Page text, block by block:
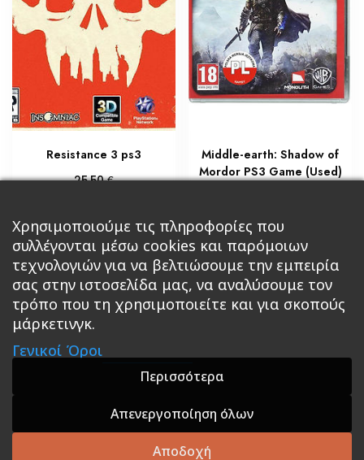
Resistance 3 ps3
25,50€
Διαβάστε περισσότερα
Middle-earth: Shadow of
Mordor PS3 Game (Used)
Προσθήκη στο καλάθι
Κεντρική Βιβλία
Roleplaying Games Ψυχαγωγία Εκδόσεις Βάρδος
Σε Προσφορά
A theme by GradientThemes - A theme by Gradient
Themes
Χρησιμοποιούμε τις πληροφορίες που
συλλέγονται μέσω cookies και παρόμοιων
τεχνολογιών για να βελτιώσουμε την εμπειρία
σας στην ιστοσελίδα μας, να αναλύσουμε τον
τρόπο που τη χρησιμοποιείτε και για σκοπούς
μάρκετινγκ.
Γενικοί Όροι
Περισσότερα
Απενεργοποίηση όλων
Αποδοχή